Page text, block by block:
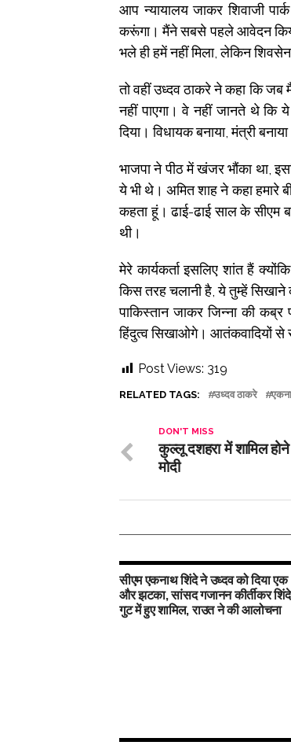
आप न्यायालय जाकर शिवाजी
करूंगा। मैंने सबसे पहले आवेदन किया
भले ही हमें नहीं मिला, लेकिन
तो वहीं उध्दव ठाकरे ने कहा कि जब
नहीं पाएगा। वे नहीं जानते थे कि
दिया। विधायक बनाया, मंत्री
भाजपा ने पीठ में खंजर भौंका था,
ये भी थे। अमित शाह ने कहा हमारे
कहता हूं। ढाई-ढाई साल के सीएम
थी।
मेरे कार्यकर्ता इसलिए शांत हैं
किस तरह चलानी है, ये तुम्हें सिखाने
पाकिस्तान जाकर जिन्ना की
हिंदुत्व सिखाओगे। आतंकवादियों से
Post Views: 319
RELATED TAGS: उध्दव ठाकरे
DON'T MISS
कुल्लू दशहरा में शामिल
मोदी
सीएम एकनाथ शिंदे ने उध्दव को दिया एक
और झटका, सांसद गजानन कीर्तीकर शिंदे
गुट में हुए शामिल, राउत ने की आलोचना